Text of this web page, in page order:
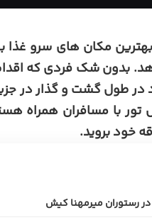
مکان های سرو غذا
بدون شک فردی که
طول گشت و گذار در
با مسافران همراه
خود بروید.
رستوران میرمهنا کیش